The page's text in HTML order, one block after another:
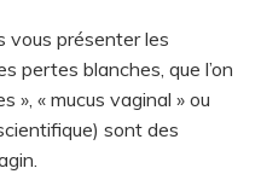
vous présenter les
pertes blanches, que l’on
», « mucus vaginal » ou
sont des